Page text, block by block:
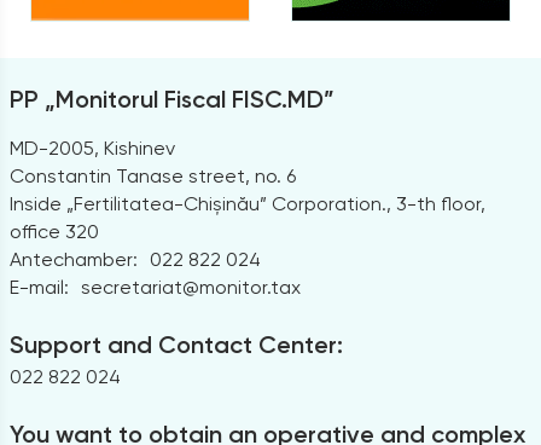
PP „Monitorul Fiscal FISC.MD”
MD-2005, Kishinev
Constantin Tanase street, no. 6
Inside „Fertilitatea-Chișinău” Corporation., 3-th floor,
office 320
Antechamber:
022 822 024
E-mail: secretariat@monitor.tax
Support and Contact Center:
022 822 024
You want to obtain an operative and complex